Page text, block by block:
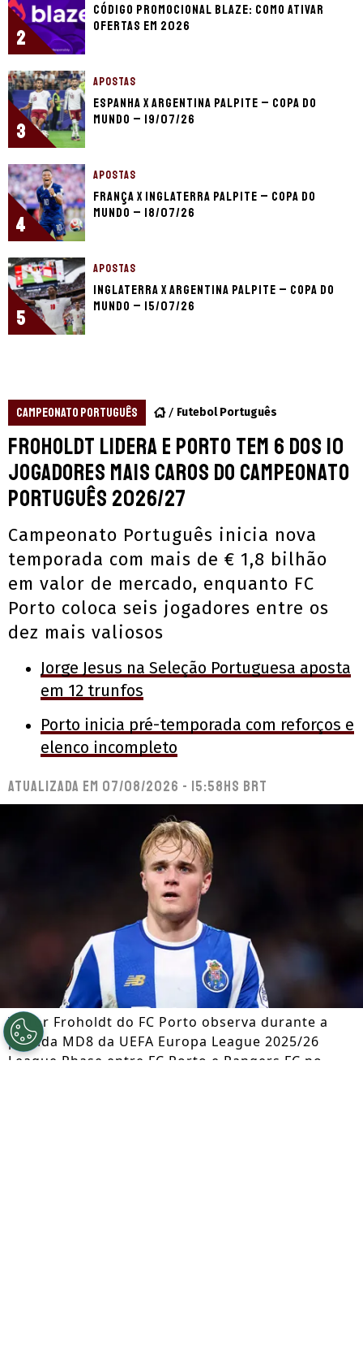
2
Código promocional Blaze: como ativar
ofertas em 2026
3
APOSTAS
Espanha x Argentina palpite – Copa do
Mundo – 19/07/26
4
APOSTAS
França x Inglaterra palpite – Copa do
Mundo – 18/07/26
5
APOSTAS
Inglaterra x Argentina palpite – Copa do
Mundo – 15/07/26
CAMPEONATO PORTUGUÊS Futebol Português
Froholdt lidera e Porto tem 6 dos 10
jogadores mais caros do Campeonato
Português 2026/27
Campeonato Português inicia nova
temporada com mais de € 1,8 bilhão
em valor de mercado, enquanto FC
Porto coloca seis jogadores entre os
dez mais valiosos
Jorge Jesus na Seleção Portuguesa aposta
em 12 trunfos
Porto inicia pré-temporada com reforços e
elenco incompleto
Atualizada em 07/08/2026 - 15:58hs BRT
Victor Froholdt do FC Porto observa durante a
partida MD8 da UEFA Europa League 2025/26
League Phase entre FC Porto e Rangers FC no